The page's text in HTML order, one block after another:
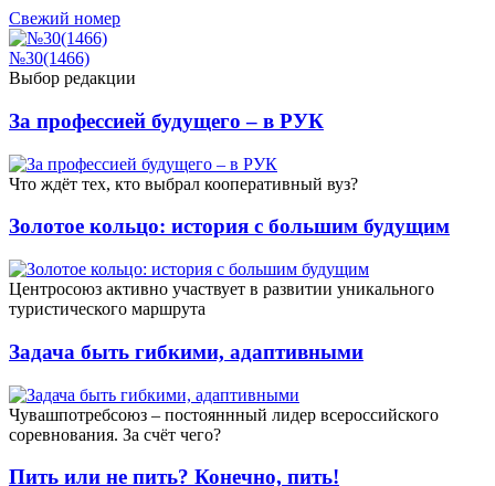
Свежий номер
№30(1466)
Выбор редакции
За профессией будущего – в РУК
Что ждёт тех, кто выбрал кооперативный вуз?
Золотое кольцо: история с большим будущим
Центросоюз активно участвует в развитии уникального
туристического маршрута
Задача быть гибкими, адаптивными
Чувашпотребсоюз – постояннный лидер всероссийского
соревнования. За счёт чего?
Пить или не пить? Конечно, пить!